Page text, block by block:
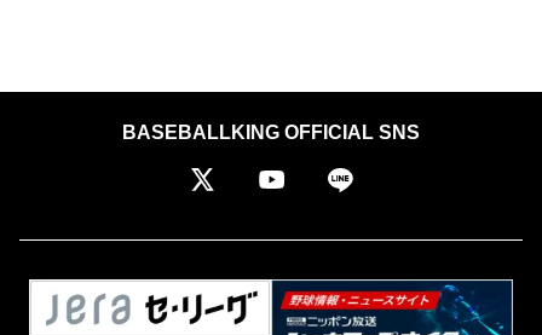
BASEBALLKING OFFICIAL SNS